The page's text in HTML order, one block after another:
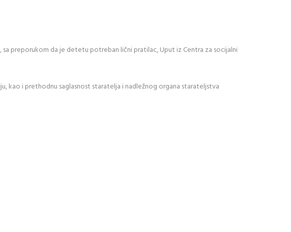
preporukom da je detetu potreban lični pratilac, Uput iz Centra za socijalni
i prethodnu saglasnost staratelja i nadležnog organa starateljstva